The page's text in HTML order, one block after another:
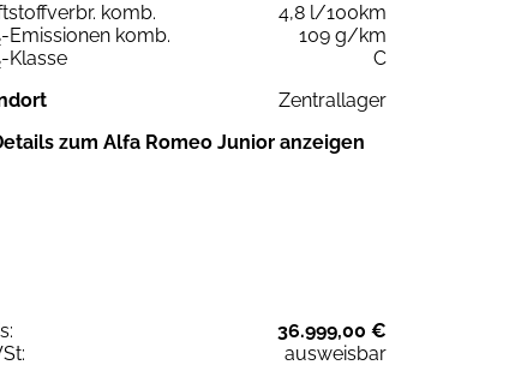
komb.
4,8 l/100km
-Emissionen komb.
109 g/km
-Klasse
C
Zentrallager
zum Alfa Romeo Junior anzeigen
36.999,00 €
ausweisbar